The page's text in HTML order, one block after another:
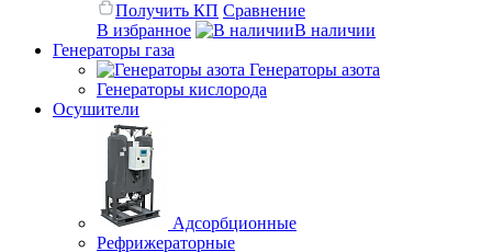
Получить КП Сравнение
В избранное
В наличии
Генераторы газа
Генераторы азота
Генераторы кислорода
Осушители
Адсорбционные
Рефрижераторные